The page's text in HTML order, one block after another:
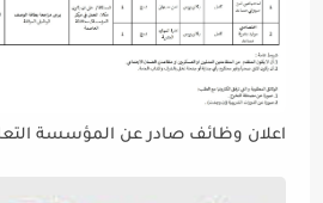
اعلان وظائف صادر عن المؤسسة التعاونية